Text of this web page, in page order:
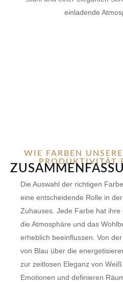
WIE FARBEN
PRODUKTIVITÄT
Die Auswahl der richtigen
eine entscheidende Rolle in
Zuhauses. Jede Farbe hat
die Atmosphäre und das
erheblich beeinflussen. Von
von Blau über die
zur zeitlosen Eleganz von
Emotionen und definieren